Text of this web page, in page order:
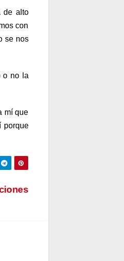
de alto
con
se nos
o no la
mí que
porque